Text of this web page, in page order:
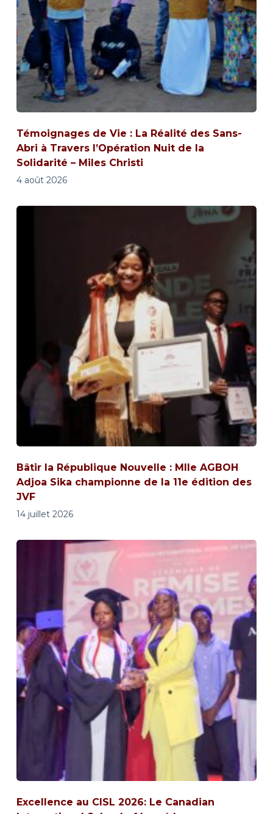
Témoignages de Vie : La Réalité des Sans-
Abri à Travers l’Opération Nuit de la
Solidarité – Miles Christi
4 août 2026
Bâtir la République Nouvelle : Mlle AGBOH
Adjoa Sika championne de la 11e édition des
JVF
14 juillet 2026
Excellence au CISL 2026: Le Canadian